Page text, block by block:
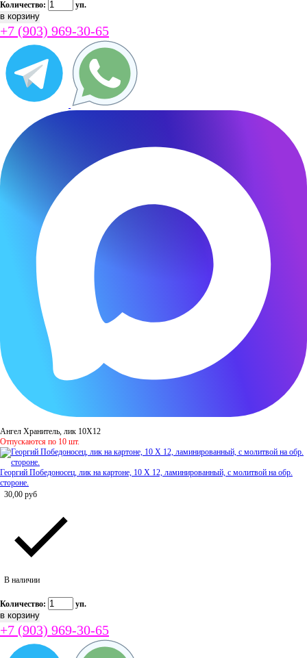
Количество: уп.
+7 (903) 969-30-65
Ангел Хранитель, лик 10Х12
Отпускаются по 10 шт.
Георгий Победоносец, лик на картоне, 10 Х 12, ламинированный, с молитвой на обр.
стороне.
30,00 руб
В наличии
Количество: уп.
+7 (903) 969-30-65